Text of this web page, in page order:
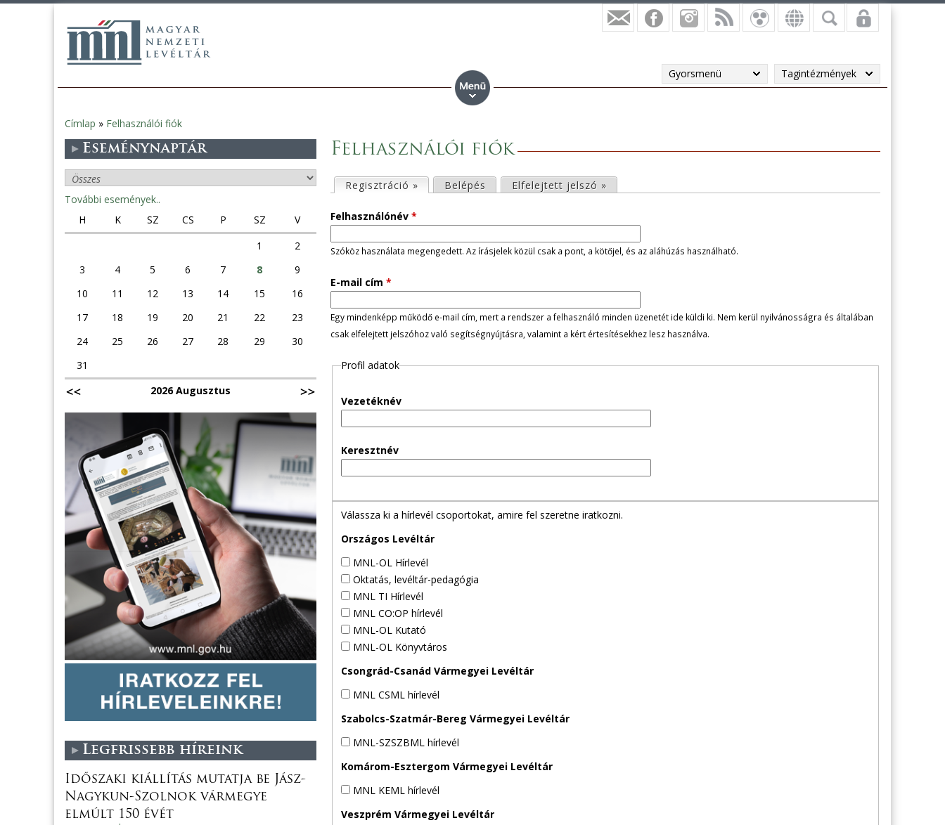
Gyorsmenü Tagintézmények
Jelenlegi
hely
Címlap » Felhasználói fiók
Felhasználói fiók
l
s
ő
d
l
e
Regisztráció » (aktív fül)
Belépés Elfelejtett jelszó »
Felhasználónév *
Szóköz használata megengedett. Az írásjelek közül csak a pont, a kötőjel, és az aláhúzás használható.
E-mail cím *
Egy mindenképp működő e-mail cím, mert a rendszer a felhasználó minden üzenetét ide küldi ki. Nem kerül nyilvánosságra és általában
csak elfelejtett jelszóhoz való segítségnyújtásra, valamint a kért értesítésekhez lesz használva.
Profil adatok
Vezetéknév
Keresztnév
Válassza ki a hírlevél csoportokat, amire fel szeretne iratkozni.
Országos Levéltár
MNL-OL Hírlevél
Oktatás, levéltár-pedagógia
MNL TI Hírlevél
MNL CO:OP hírlevél
MNL-OL Kutató
MNL-OL Könyvtáros
Csongrád-Csanád Vármegyei Levéltár
MNL CSML hírlevél
Szabolcs-Szatmár-Bereg Vármegyei Levéltár
MNL-SZSZBML hírlevél
Komárom-Esztergom Vármegyei Levéltár
MNL KEML hírlevél
Veszprém Vármegyei Levéltár
Eseménynaptár
További események..
H
K SZ CS P SZ
V
1
2
3
4 5 6 7 8
9
10
11 12 13 14 15
16
17
18 19 20 21 22
23
24
25 26 27 28 29
30
31
2026 Augusztus
Legfrissebb híreink
Időszaki kiállítás mutatja be Jász-
Nagykun-Szolnok vármegye
elmúlt 150 évét